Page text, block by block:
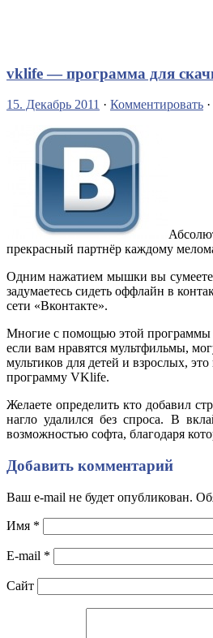
vklife — программа для
15. Декабрь 2011 · Комментировать
прекрасный партнёр каждому
Одним нажатием мышки вы сумеете
задумаетесь сидеть оффлайн в
сети «Вконтакте».
Многие с помощью этой программы
если вам нравятся мультфильмы,
мультиков для детей и взрослых,
программу VKlife.
Желаете определить кто добавил
нагло удалился без спроса. В
возможностью софта, благодаря
Добавить комментарий
Ваш e-mail не будет опубликован.
Имя *
E-mail *
Сайт